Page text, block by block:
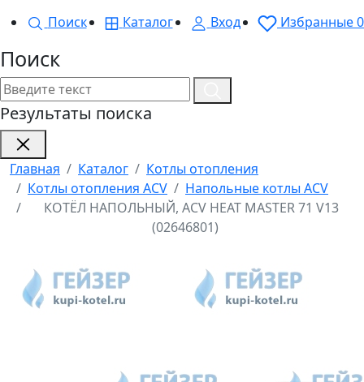
Поиск
Каталог Вход Избранные0
Поиск
Результаты поиска
Главная Каталог
Котлы отопления
Котлы отопления ACV
Напольные котлы ACV
КОТЁЛ НАПОЛЬНЫЙ, ACV HEAT MASTER 71 V13
(02646801)